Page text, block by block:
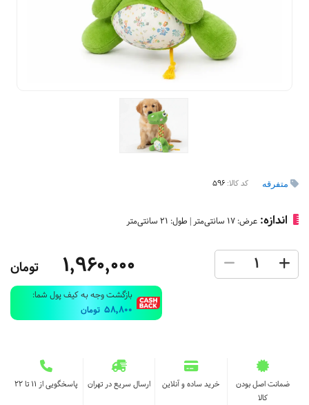
متفرقه کد کالا:
اندازه: عرض: 17 سانتی‌متر | طول: 21 سانتی‌متر
1,960,000 تومان
بازگشت وجه به کیف پول شما:
58,800 تومان
ضمانت اصل بودن
کالا
خرید ساده و آنلاین ارسال سریع در تهران پاسخگویی از ۱۱ تا ۲۲